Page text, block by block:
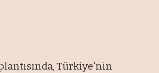
Türkiye'nin